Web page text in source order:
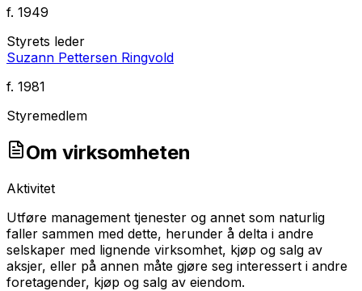
f. 1949
Styrets leder
Suzann Pettersen Ringvold
f. 1981
Styremedlem
Om virksomheten
Aktivitet
Utføre management tjenester og annet som naturlig
faller sammen med dette, herunder å delta i andre
selskaper med lignende virksomhet, kjøp og salg av
aksjer, eller på annen måte gjøre seg interessert i andre
foretagender, kjøp og salg av eiendom.